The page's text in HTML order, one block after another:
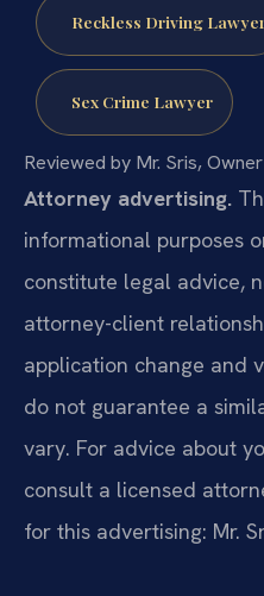
Reckless Driving
Sex Crime Lawyer
Reviewed by Mr. Sris,
Attorney advertising.
informational purposes
constitute legal advice,
attorney-client
application change and
do not guarantee a
vary. For advice about
consult a licensed
for this advertising: Mr.